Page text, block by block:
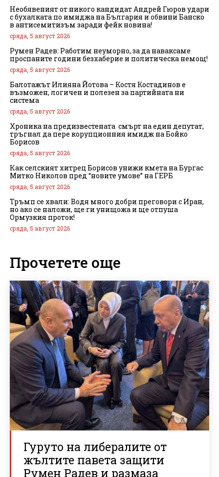
Необявеният от никого кандидат Андрей Гюров удари
с бухалката по имиджа на България и обвини Банско
в антисемитизъм заради фейк новина!
сряда, 5 август 2026
Румен Радев: Работим неуморно, за да наваксаме
проспаните години безхаберие и политическа немощ!
сряда, 5 август 2026
Балотажът Илияна Йотова – Костя Костадинов е
възможен, логичен и полезен за партийната ни
система
сряда, 5 август 2026
Хроника на предизвестената смърт на един депутат,
тръгнал да пере корупционния имидж на Бойко
Борисов
сряда, 5 август 2026
Как селският хитрец Борисов унижи кмета на Бургас
Митко Николов пред “новите умове” на ГЕРБ
сряда, 5 август 2026
Тръмп се хвали: Водя много добри преговори с Иран,
но ако се наложи, ще ги унищожа и ще отпуша
Ормузкия проток!
сряда, 5 август 2026
Прочетете още
Гуруто на либералите от
жълтите павета защити
Румен Радев и размаза